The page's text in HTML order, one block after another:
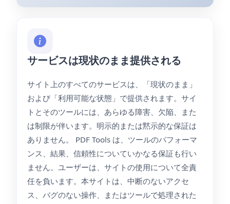
サービスは現状のまま提供される
サイト上のすべてのサービスは、「現状のまま」
および「利用可能な状態」で提供されます。サイ
トとそのツールには、あらゆる障害、欠陥、また
は制限が伴います。明示的または黙示的な保証は
ありません。 PDF Tools は、ツールのパフォーマ
ンス、結果、信頼性についていかなる保証も行い
ません。ユーザーは、サイトの使用について全責
任を負います。本サイトは、中断のないアクセ
ス、バグのない操作、またはツールで処理された